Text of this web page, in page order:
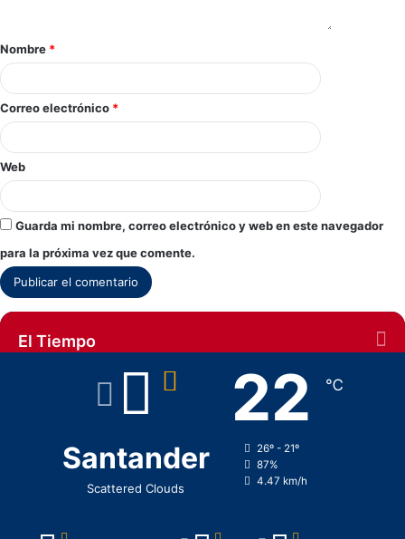
Nombre *
Correo electrónico *
Web
Guarda mi nombre, correo electrónico y web en este navegador
para la próxima vez que comente.
El Tiempo
Santander
Scattered Clouds
22 ℃
26º - 21º
87%
4.47 km/h